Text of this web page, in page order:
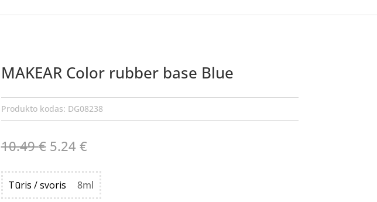
MAKEAR Color rubber base Blue
Produkto kodas: DG08238
10.49€ Original
was:
10.49 €.
5.24 €Current
is:
5.24 €.
Tūris / svoris 8ml